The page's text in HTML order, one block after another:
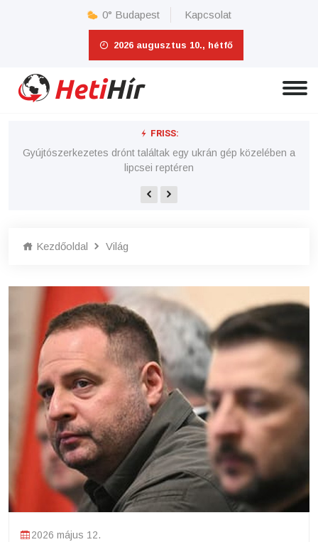
0° Budapest Kapcsolat
2026 augusztus 10., hétfő
FRISS:
Gyújtószerkezetes drónt találtak egy ukrán gép közelében a
lipcsei reptéren
Kezdőoldal Világ
2026 május 12.